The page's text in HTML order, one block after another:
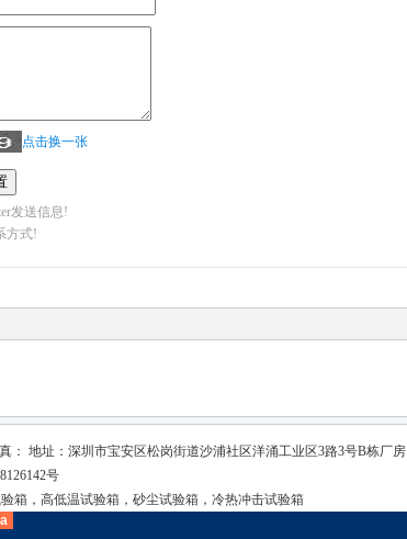
点击换一张
发送信息!
方式!
： 地址：深圳市宝安区松岗街道沙浦社区洋涌工业区3路3号B栋厂房
号
箱，高低温试验箱，砂尘试验箱，冷热冲击试验箱